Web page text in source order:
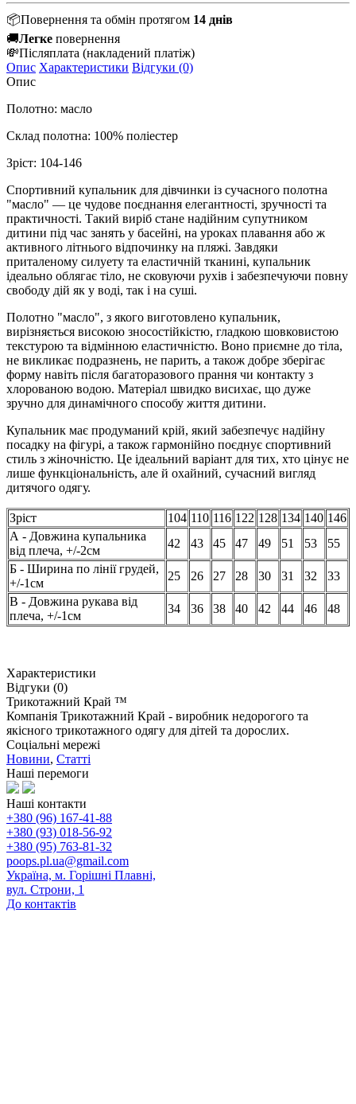
📦Повернення та обмін протягом 14 днів
🚚Легке повернення
💸Післяплата (накладений платіж)
Опис Характеристики Відгуки (0)
Опис
Полотно: масло
Склад полотна: 100% поліестер
Зріст: 104-146
Спортивний купальник для дівчинки із сучасного полотна
"масло" — це чудове поєднання елегантності, зручності та
практичності. Такий виріб стане надійним супутником
дитини під час занять у басейні, на уроках плавання або ж
активного літнього відпочинку на пляжі. Завдяки
приталеному силуету та еластичній тканині, купальник
ідеально облягає тіло, не сковуючи рухів і забезпечуючи повну
свободу дій як у воді, так і на суші.
Полотно "масло", з якого виготовлено купальник,
вирізняється високою зносостійкістю, гладкою шовковистою
текстурою та відмінною еластичністю. Воно приємне до тіла,
не викликає подразнень, не парить, а також добре зберігає
форму навіть після багаторазового прання чи контакту з
хлорованою водою. Матеріал швидко висихає, що дуже
зручно для динамічного способу життя дитини.
Купальник має продуманий крій, який забезпечує надійну
посадку на фігурі, а також гармонійно поєднує спортивний
стиль з жіночністю. Це ідеальний варіант для тих, хто цінує не
лише функціональність, але й охайний, сучасний вигляд
дитячого одягу.
Зріст 104 110 116 122 128 134 140 146
А - Довжина купальника
від плеча, +/-2см
42 43 45 47 49 51 53
55
Б - Ширина по лінії грудей,
+/-1см
25 26 27 28 30 31 32
33
В - Довжина рукава від
плеча, +/-1см
34 36 38 40 42 44 46 48
Характеристики
Відгуки (0)
Трикотажний Край ™
Компанія Трикотажний Край - виробник недорогого та
якісного трикотажного одягу для дітей та дорослих.
Соціальні мережі
Новини, Статті
Наші перемоги
Наші контакти
+380 (96) 167-41-88
+380 (93) 018-56-92
+380 (95) 763-81-32
poops.pl.ua@gmail.com
Україна, м. Горішні Плавні,
вул. Строни, 1
До контактів